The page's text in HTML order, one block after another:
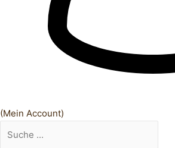
(Mein Account)